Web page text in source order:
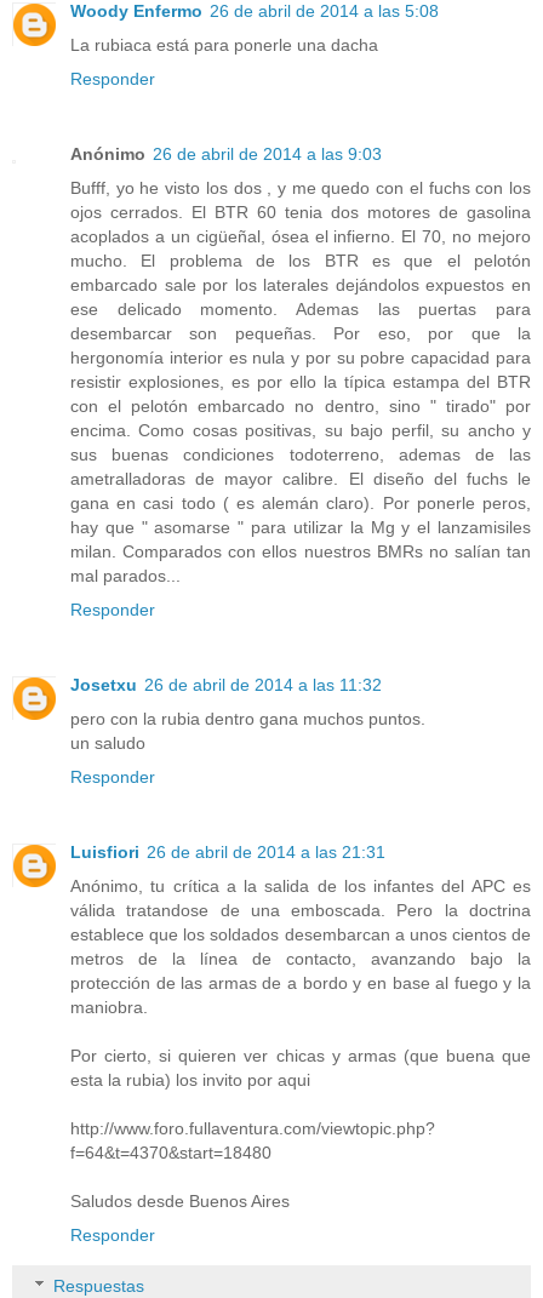
Woody Enfermo 26 de abril de 2014 a las 5:08
La rubiaca está para ponerle una dacha
Responder
Anónimo 26 de abril de 2014 a las 9:03
Bufff, yo he visto los dos , y me quedo con el fuchs con los
ojos cerrados. El BTR 60 tenia dos motores de gasolina
acoplados a un cigüeñal, ósea el infierno. El 70, no mejoro
mucho. El problema de los BTR es que el pelotón
embarcado sale por los laterales dejándolos expuestos en
ese delicado momento. Ademas las puertas para
desembarcar son pequeñas. Por eso, por que la
hergonomía interior es nula y por su pobre capacidad para
resistir explosiones, es por ello la típica estampa del BTR
con el pelotón embarcado no dentro, sino " tirado" por
encima. Como cosas positivas, su bajo perfil, su ancho y
sus buenas condiciones todoterreno, ademas de las
ametralladoras de mayor calibre. El diseño del fuchs le
gana en casi todo ( es alemán claro). Por ponerle peros,
hay que " asomarse " para utilizar la Mg y el lanzamisiles
milan. Comparados con ellos nuestros BMRs no salían tan
mal parados...
Responder
Josetxu 26 de abril de 2014 a las 11:32
pero con la rubia dentro gana muchos puntos.
un saludo
Responder
Luisfiori 26 de abril de 2014 a las 21:31
Anónimo, tu crítica a la salida de los infantes del APC es
válida tratandose de una emboscada. Pero la doctrina
establece que los soldados desembarcan a unos cientos de
metros de la línea de contacto, avanzando bajo la
protección de las armas de a bordo y en base al fuego y la
maniobra.
Por cierto, si quieren ver chicas y armas (que buena que
esta la rubia) los invito por aqui
http://www.foro.fullaventura.com/viewtopic.php?
f=64&t=4370&start=18480
Saludos desde Buenos Aires
Responder
Respuestas